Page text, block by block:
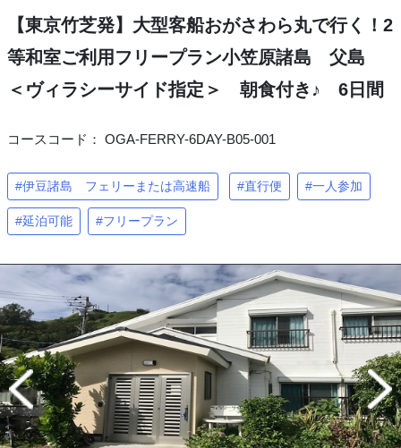
【東京竹芝発】大型客船おがさわら丸で行く！2
等和室ご利用フリープラン小笠原諸島 父島
＜ヴィラシーサイド指定＞ 朝食付き♪ 6日間
コースコード： OGA-FERRY-6DAY-B05-001
#伊豆諸島 フェリーまたは高速船 #直行便 #一人参加
#延泊可能 #フリープラン